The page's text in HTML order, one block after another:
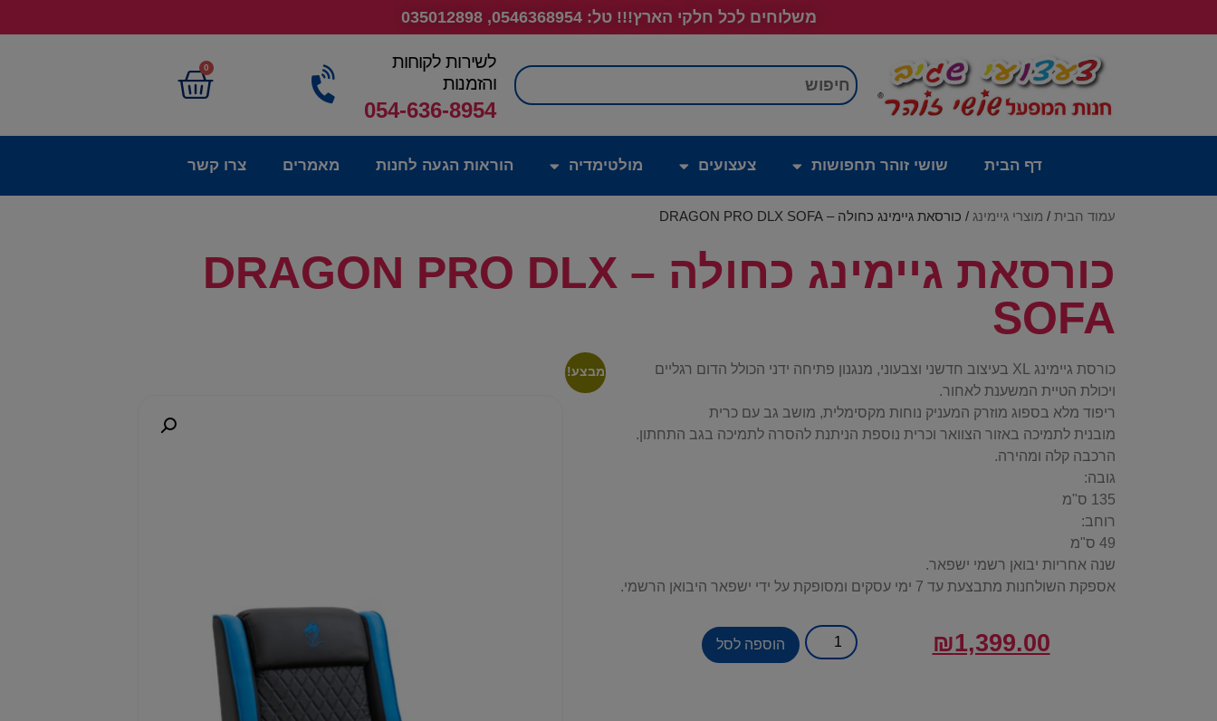
משלוחים לכל חלקי הארץ!!! טל: 0546368954, 035012898
חיפוש
לשירות לקוחות
והזמנות
054-636-8954
0
דף הבית שושי זוהר תחפושות צעצועים מולטימדיה הוראות הגעה לחנות מאמרים צרו קשר
עמוד הבית / מוצרי גיימינג / כורסאת גיימינג כחולה – DRAGON PRO DLX SOFA
כורסאת גיימינג כחולה – DRAGON PRO DLX
SOFA
כורסת גיימינג XL בעיצוב חדשני וצבעוני, מנגנון פתיחה ידני הכולל הדום רגליים
ויכולת הטיית המשענת לאחור.
ריפוד מלא בספוג מוזרק המעניק נוחות מקסימלית, מושב גב עם כרית
מובנית לתמיכה באזור הצוואר וכרית נוספת הניתנת להסרה לתמיכה בגב התחתון.
הרכבה קלה ומהירה.
גובה:
135 ס"מ
רוחב:
49 ס"מ
שנה אחריות יבואן רשמי ישפאר.
אספקת השולחנות מתבצעת עד 7 ימי עסקים ומסופקת על ידי ישפאר היבואן הרשמי.
₪1,399.00 הוספה לסל
מבצע!